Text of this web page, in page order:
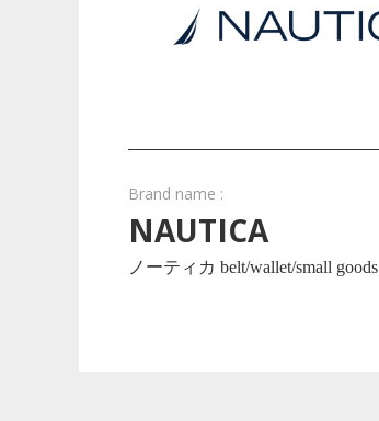
Brand name :
NAUTICA
ノーティカ belt/wallet/small goods